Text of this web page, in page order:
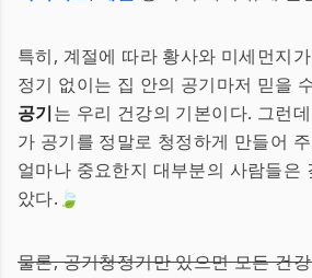
특히, 계절에 따라 황사와 미세먼지
정기 없이는 집 안의 공기마저 믿을
공기는 우리 건강의 기본이다. 그런
가 공기를 정말로 청정하게 만들어
얼마나 중요한지 대부분의 사람들은
았다.🍃
물론, 공기청정기만 있으면 모든 건